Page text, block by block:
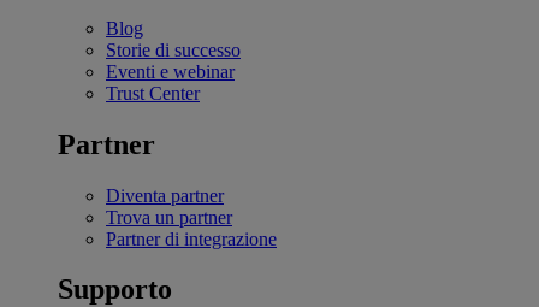
Blog
Storie di successo
Eventi e webinar
Trust Center
Partner
Diventa partner
Trova un partner
Partner di integrazione
Supporto